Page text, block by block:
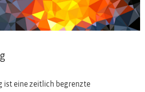
ist eine zeitlich begrenzte